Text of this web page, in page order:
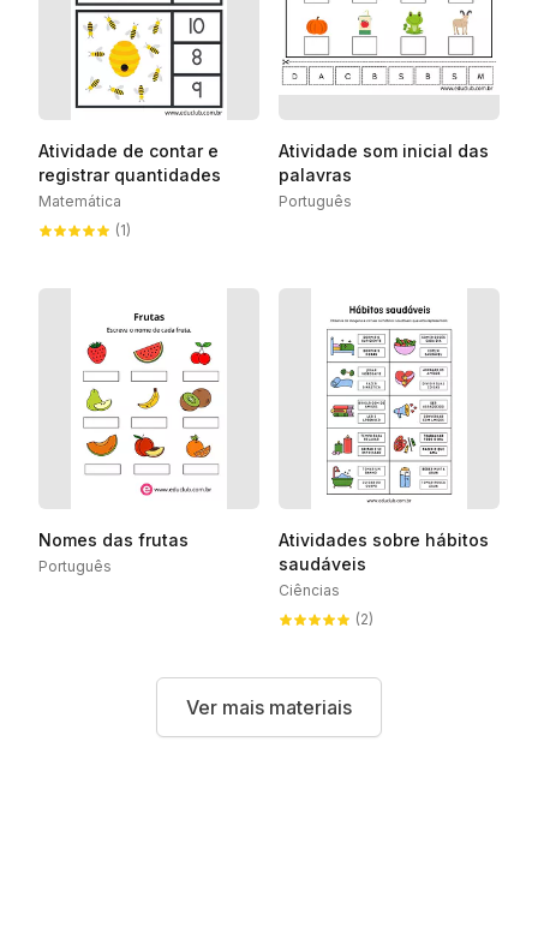
Atividade de contar e
registrar quantidades
Matemática
(1)
Atividade som inicial das
palavras
Português
Nomes das frutas
Português
Atividades sobre hábitos
saudáveis
Ciências
(2)
Ver mais materiais